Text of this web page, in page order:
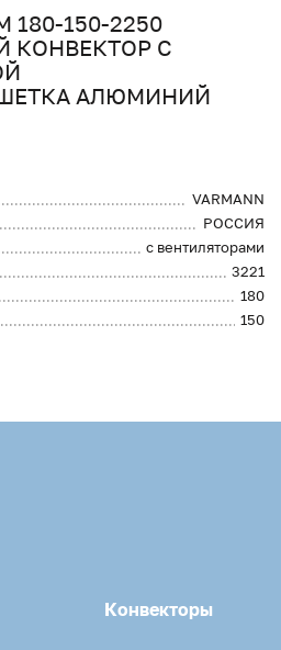
180-150-2250
КОНВЕКТОР С
АЛЮМИНИЙ
VARMANN
РОССИЯ
с вентиляторами
3221
180
150
Конвекторы